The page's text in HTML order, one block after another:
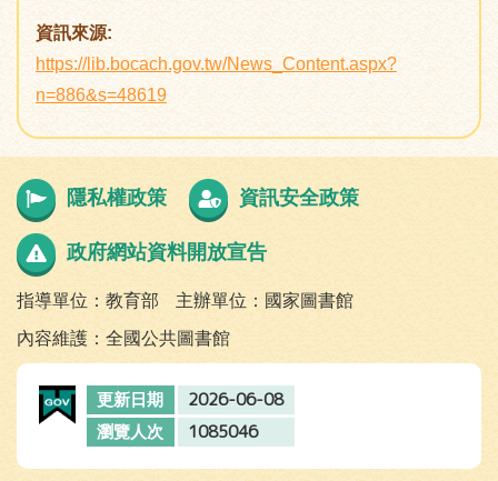
資訊來源:
https://lib.bocach.gov.tw/News_Content.aspx?
n=886&s=48619
隱私權政策 資訊安全政策
政府網站資料開放宣告
指導單位：教育部
主辦單位：國家圖書館
內容維護：全國公共圖書館
更新日期 2026-06-08
瀏覽人次 1085046